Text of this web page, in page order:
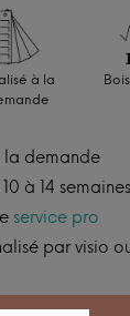
à la
la demande
à 14 semaines
service pro
par visio